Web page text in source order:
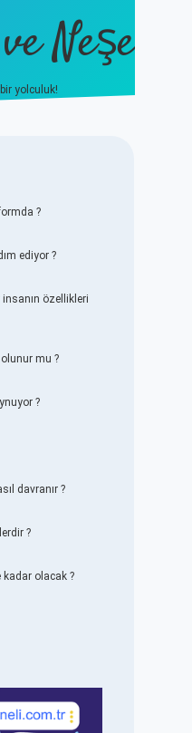
Neşe
yolculuk!
?
ediyor ?
özellikleri
mu ?
?
davranır ?
?
kadar olacak ?